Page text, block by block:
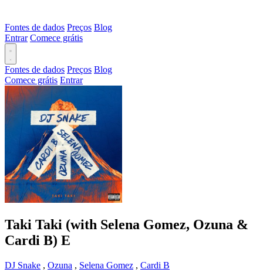
Fontes de dados Preços Blog
Entrar Comece grátis
Fontes de dados Preços Blog
Comece grátis Entrar
Taki Taki (with Selena Gomez, Ozuna &
Cardi B) E
DJ Snake , Ozuna , Selena Gomez , Cardi B